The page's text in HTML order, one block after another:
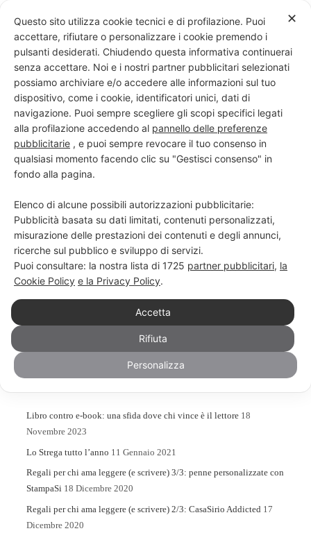
content
PROGETTO NERO SU BIANCO
Scuola di scrittura e creatività
Search
Libro contro e-book: una sfida dove chi vince è il lettore 18
Novembre 2023
Lo Strega tutto l’anno 11 Gennaio 2021
Regali per chi ama leggere (e scrivere) 3/3: penne personalizzate con
StampaSi 18 Dicembre 2020
Regali per chi ama leggere (e scrivere) 2/3: CasaSirio Addicted 17
Dicembre 2020
✕
Questo sito utilizza cookie tecnici e di profilazione. Puoi
accettare, rifiutare o personalizzare i cookie premendo i
pulsanti desiderati. Chiudendo questa informativa continuerai
senza accettare. Noi e i nostri partner pubblicitari selezionati
possiamo archiviare e/o accedere alle informazioni sul tuo
dispositivo, come i cookie, identificatori unici, dati di
navigazione. Puoi sempre scegliere gli scopi specifici legati
alla profilazione accedendo al pannello delle preferenze
pubblicitarie , e puoi sempre revocare il tuo consenso in
qualsiasi momento facendo clic su "Gestisci consenso" in
fondo alla pagina.
Elenco di alcune possibili autorizzazioni pubblicitarie:
Pubblicità basata su dati limitati, contenuti personalizzati,
misurazione delle prestazioni dei contenuti e degli annunci,
ricerche sul pubblico e sviluppo di servizi.
Puoi consultare: la nostra lista di 1725 partner pubblicitari, la
Cookie Policy e la Privacy Policy.
Accetta
Rifiuta
Personalizza